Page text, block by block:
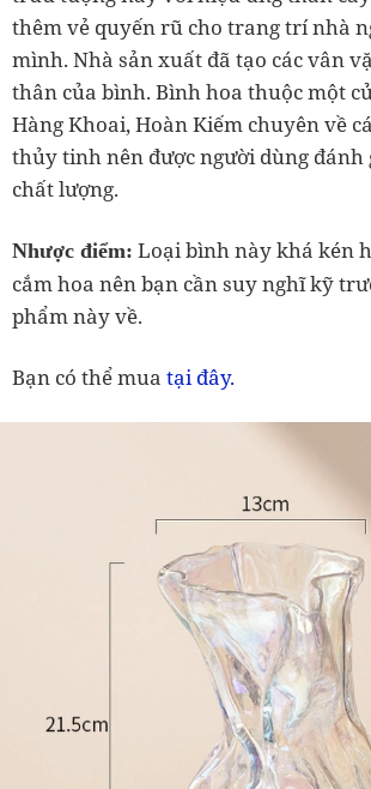
thêm vẻ quyến rũ cho trang trí nhà
mình. Nhà sản xuất đã tạo các vân
thân của bình. Bình hoa thuộc một
Hàng Khoai, Hoàn Kiếm chuyên về
thủy tinh nên được người dùng đánh
chất lượng.
Nhược điểm: Loại bình này khá kén
cắm hoa nên bạn cần suy nghĩ kỹ
phẩm này về.
Bạn có thể mua tại đây.